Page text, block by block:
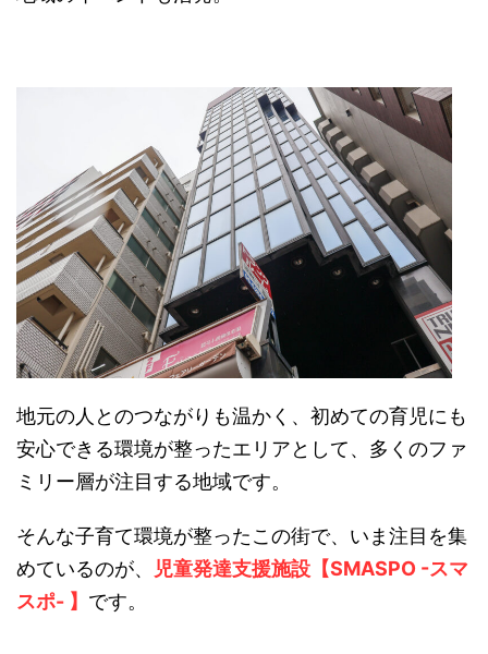
地元の人とのつながりも温かく、初めての育児にも
安心できる環境が整ったエリアとして、多くのファ
ミリー層が注目する地域です。
そんな子育て環境が整ったこの街で、いま注目を集
めているのが、
児童発達支援施設【SMASPO -スマ
スポ- 】 です。